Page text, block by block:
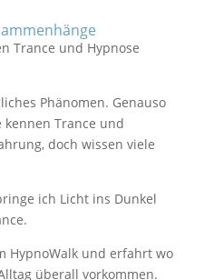
Trance und Hypnose
Phänomen. Genauso
kennen Trance und
doch wissen viele
ich Licht ins Dunkel
HypnoWalk und erfahrt wo
überall vorkommen.